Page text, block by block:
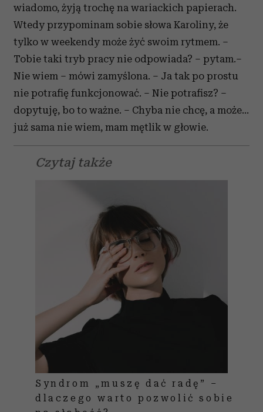
wiadomo, żyją trochę na wariackich papierach.
Wtedy przypominam sobie słowa Karoliny, że
tylko w weekendy może żyć swoim rytmem. –
Tobie taki tryb pracy nie odpowiada? – pytam.–
Nie wiem – mówi zamyślona. – Ja tak po prostu
nie potrafię funkcjonować. – Nie potrafisz? –
dopytuję, bo to ważne. – Chyba nie chcę, a może…
już sama nie wiem, mam mętlik w głowie.
Czytaj także
Syndrom „muszę dać radę” –
dlaczego warto pozwolić sobie